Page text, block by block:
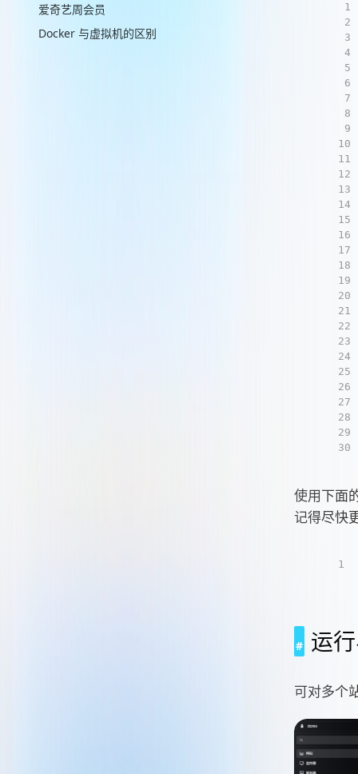
爱奇艺周会员
Docker 与虚拟机的区别
1
2
3
4
5
6
7
8
9
10
11
12
13
14
15
16
17
18
19
20
21
22
23
24
25
26
27
28
29
30
使用下面
记得尽快
1
运
可对多个